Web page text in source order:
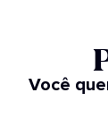
Você